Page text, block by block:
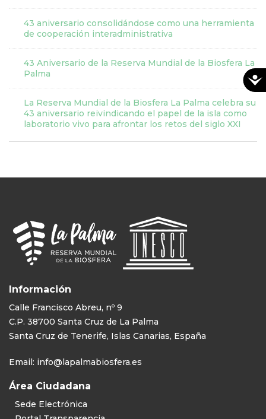
43 aniversario consolidándose como una herramienta
de cooperación interadministrativa
43 Aniversario de la Reserva Mundial de la Biosfera La
Palma
La Reserva Mundial de la Biosfera La Palma celebra su
43 aniversario reivindicando el papel de la isla como
laboratorio vivo para afrontar los retos del siglo XXI
Información
Calle Francisco Abreu, nº 9
C.P. 38700 Santa Cruz de La Palma
Santa Cruz de Tenerife, Islas Canarias, España
Email: info@lapalmabiosfera.es
Área Ciudadana
Sede Electrónica